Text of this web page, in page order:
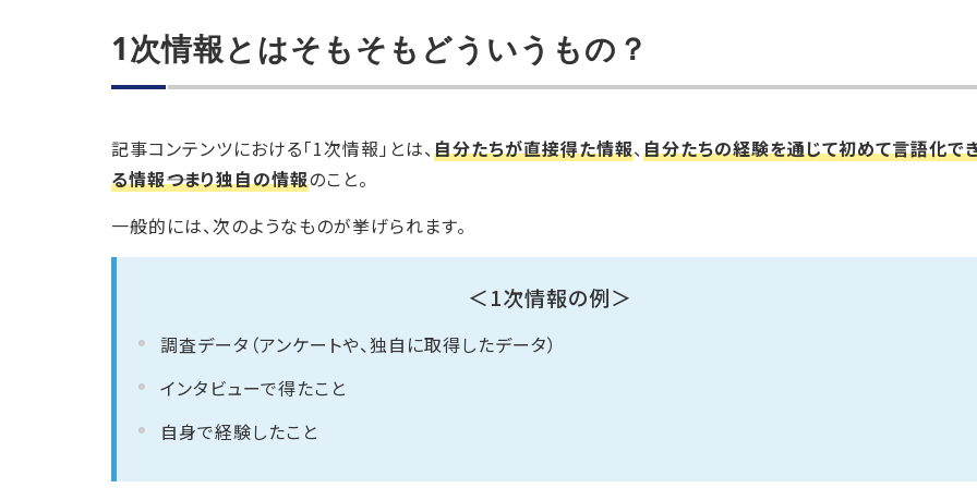
1次情報とはそもそもどういうもの？
記事コンテンツにおける「1次情報」とは、自分たちが直接得た情報、自分たちの経験を通じて初めて言語化で
る情報――つまり独自の情報のこと。
一般的には、次のようなものが挙げられます。
＜1次情報の例＞
調査データ（アンケートや、独自に取得したデータ）
インタビューで得たこと
自身で経験したこと